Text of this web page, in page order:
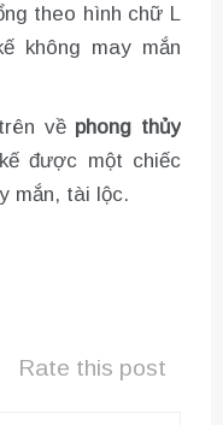
theo hình chữ L
không may mắn
về phong thủy
được một chiếc
mắn, tài lộc.
Rate this post